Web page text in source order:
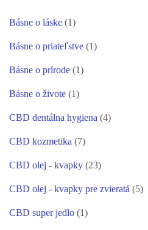
Básne o láske (1)
Básne o priateľstve (1)
Básne o prírode (1)
Básne o živote (1)
CBD dentálna hygiena (4)
CBD kozmetika (7)
CBD olej - kvapky (23)
CBD olej - kvapky pre zvieratá (5)
CBD super jedlo (1)